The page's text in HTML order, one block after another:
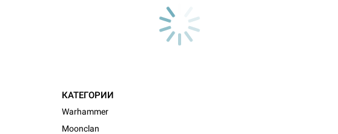
КАТЕГОРИИ
Warhammer
Moonclan